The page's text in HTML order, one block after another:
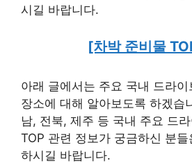
시길 바랍니다.
[차박 준비물
아래 글에서는 주요 국내 드라
장소에 대해 알아보도록 하겠습
남, 전북, 제주 등 국내 주요 드
TOP 관련 정보가 궁금하신 분
하시길 바랍니다.